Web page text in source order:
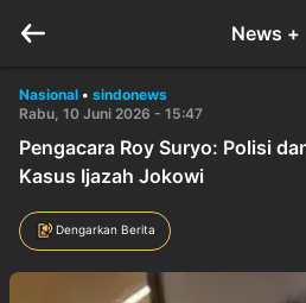
News +
Nasional • sindonews
Rabu, 10 Juni 2026 - 15:47
Pengacara Roy Suryo: Polisi
Kasus Ijazah Jokowi
Dengarkan Berita